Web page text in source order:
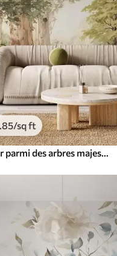
.85/sq ft